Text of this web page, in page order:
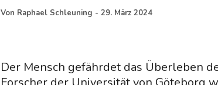
Von Raphael Schleuning - 29. März 2024
Der Mensch gefährdet das Überleben